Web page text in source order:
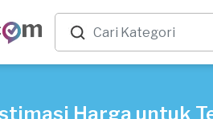
Harga untuk